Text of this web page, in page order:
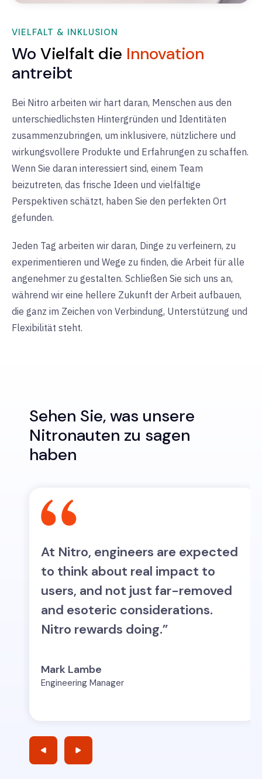
VIELFALT & INKLUSION
Wo Vielfalt die Innovation
antreibt
Bei Nitro arbeiten wir hart daran, Menschen aus den
unterschiedlichsten Hintergründen und Identitäten
zusammenzubringen, um inklusivere, nützlichere und
wirkungsvollere Produkte und Erfahrungen zu schaffen.
Wenn Sie daran interessiert sind, einem Team
beizutreten, das frische Ideen und vielfältige
Perspektiven schätzt, haben Sie den perfekten Ort
gefunden.
Jeden Tag arbeiten wir daran, Dinge zu verfeinern, zu
experimentieren und Wege zu finden, die Arbeit für alle
angenehmer zu gestalten. Schließen Sie sich uns an,
während wir eine hellere Zukunft der Arbeit aufbauen,
die ganz im Zeichen von Verbindung, Unterstützung und
Flexibilität steht.
Sehen Sie, was unsere
Nitronauten zu sagen
haben
At Nitro, engineers are expected
to think about real impact to
users, and not just far-removed
and esoteric considerations.
Nitro rewards doing.”
Mark Lambe
Engineering Manager